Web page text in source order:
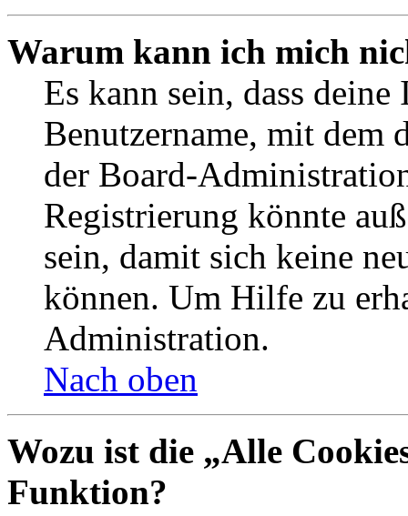
Warum kann ich mich
Es kann sein, dass
Benutzername, mit dem
der Board-
Registrierung könnte
sein, damit sich keine
können. Um Hilfe zu
Administration.
Nach oben
Wozu ist die „Alle
Funktion?